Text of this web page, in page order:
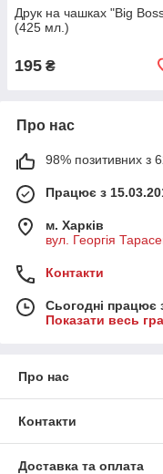
Друк на чашках "Big
(425 мл.)
195 ₴
Про нас
98% позитивних з
Працює з
м. Харків
вул. Георгія
Контакти
Сьогодні працює
Показати весь
Про нас
Контакти
Доставка та оплата